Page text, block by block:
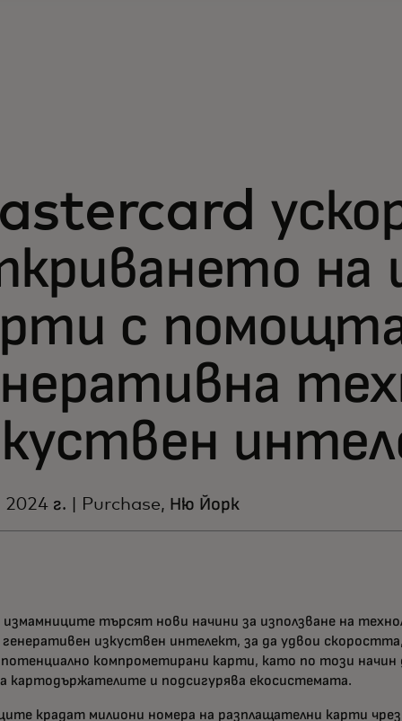
на
с
2024 г. | Purchase, Ню Йорк
измамниците търсят нови начини за използване на
генеративен изкуствен интелект, за да удвои
компрометирани карти, като по този начин
картодържателите и подсигурява екосистемата.
крадат милиони номера на разплащателни карти